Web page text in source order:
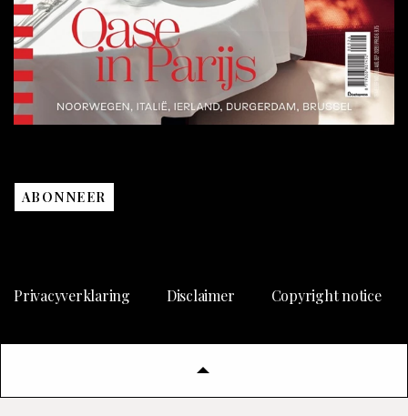
ABONNEER
Privacyverklaring Disclaimer Copyright notice